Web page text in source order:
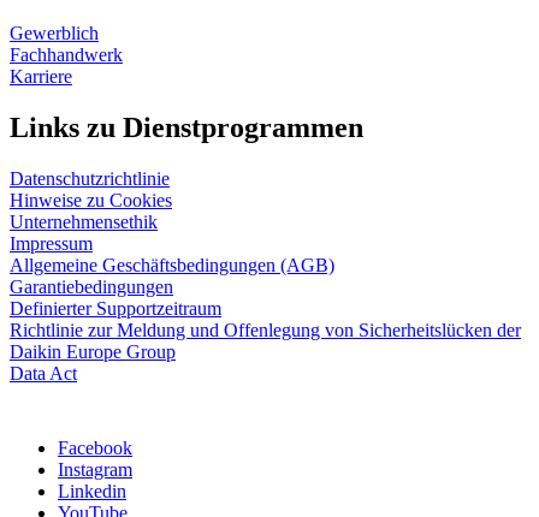
Gewerblich
Fachhandwerk
Karriere
Links zu Dienstprogrammen
Datenschutzrichtlinie
Hinweise zu Cookies
Unternehmensethik
Impressum
Allgemeine Geschäftsbedingungen (AGB)
Garantiebedingungen
Definierter Supportzeitraum
Richtlinie zur Meldung und Offenlegung von Sicherheitslücken der
Daikin Europe Group
Data Act
Facebook
Instagram
Linkedin
YouTube